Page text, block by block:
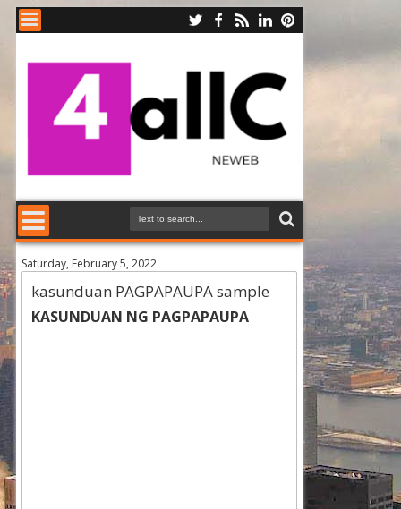
Saturday, February 5, 2022
kasunduan PAGPAPAUPA sample
KASUNDUAN NG PAGPAPAUPA